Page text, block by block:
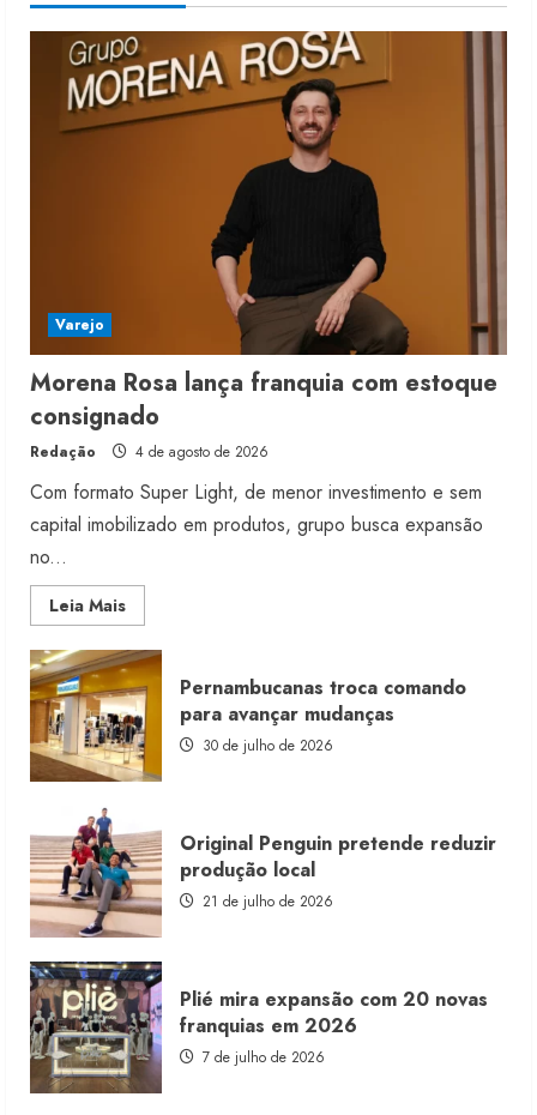
4
4 de agosto de 2026
Morena Rosa lança franquia com
estoque consignado
4 de agosto de 2026
Varejo
Morena Rosa lança franquia com estoque
consignado
Redação 4 de agosto de 2026
Com formato Super Light, de menor investimento e sem
capital imobilizado em produtos, grupo busca expansão
no...
Leia MaisRead
more
Morena
Rosa
lança
franquia
com
estoque
consignado
Pernambucanas troca comando
para avançar mudanças
30 de julho de 2026
Original Penguin pretende reduzir
produção local
21 de julho de 2026
Plié mira expansão com 20 novas
franquias em 2026
7 de julho de 2026